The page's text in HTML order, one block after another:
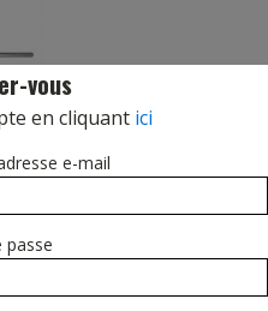
vous
en cliquant ici
e-mail
passe